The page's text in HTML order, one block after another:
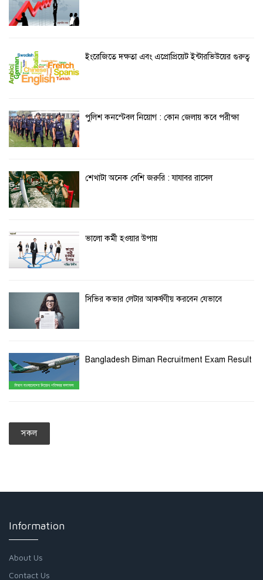
ইংরেজিতে দক্ষতা এবং এপ্রোপ্রিয়েট ইন্টারভিউয়ের গুরুত্ব
পুলিশ কনস্টেবল নিয়োগ : কোন জেলায় কবে পরীক্ষা
শেখাটা অনেক বেশি জরুরি : যাযাবর রাসেল
ভালো কর্মী হওয়ার উপায়
সিভির কভার লেটার আকর্ষণীয় করবেন যেভাবে
Bangladesh Biman Recruitment Exam Result
সকল
Information
About Us
Contact Us